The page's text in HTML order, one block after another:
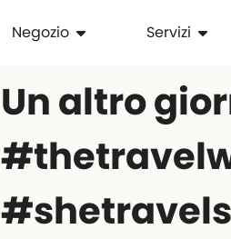
Negozio Servizi
Un altro
#shetravels